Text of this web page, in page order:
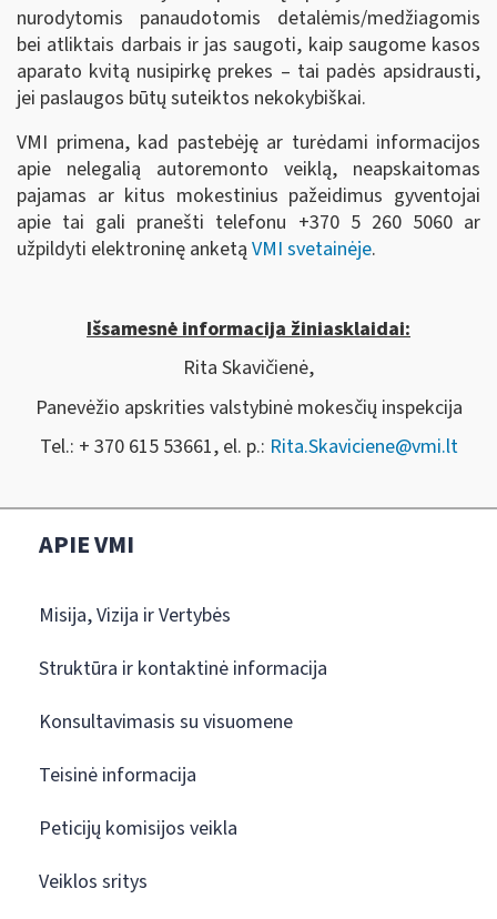
nurodytomis panaudotomis detalėmis/medžiagomis
bei atliktais darbais ir jas saugoti, kaip saugome kasos
aparato kvitą nusipirkę prekes – tai padės apsidrausti,
jei paslaugos būtų suteiktos nekokybiškai.
VMI primena, kad pastebėję ar turėdami informacijos
apie nelegalią autoremonto veiklą, neapskaitomas
pajamas ar kitus mokestinius pažeidimus gyventojai
apie tai gali pranešti telefonu +370 5 260 5060 ar
užpildyti elektroninę anketą VMI svetainėje.
Išsamesnė informacija žiniasklaidai:
Rita Skavičienė,
Panevėžio apskrities valstybinė mokesčių inspekcija
Tel.: + 370 615 53661, el. p.: Rita.Skaviciene@vmi.lt
APIE VMI
Misija, Vizija ir Vertybės
Struktūra ir kontaktinė informacija
Konsultavimasis su visuomene
Teisinė informacija
Peticijų komisijos veikla
Veiklos sritys